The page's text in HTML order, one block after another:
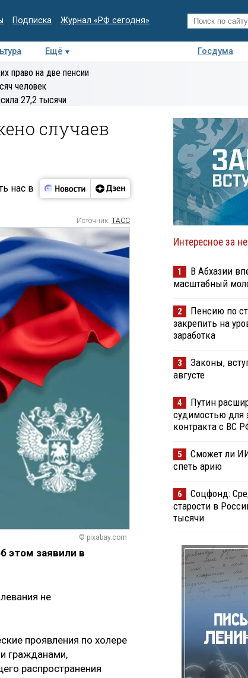
Подписка Журнал «РФ сегодня»
Ещё Госдума
Колумнисты
Деловая
право на две пенсии
человек
27,2 тысячи
случаев
нас в
Источник: ТАСС
© pixabay.com
этом заявили в
не
проявления по холере
гражданами,
распространения
Интересное за
1
В Абхазии
масштабный
2
Пенсию по
закрепить на
заработка
3
Законы,
августе
4
Путин
судимостью для
контракта с ВС
5
Сможет ли
спеть арию
6
Соцфонд:
старости в
тысячи